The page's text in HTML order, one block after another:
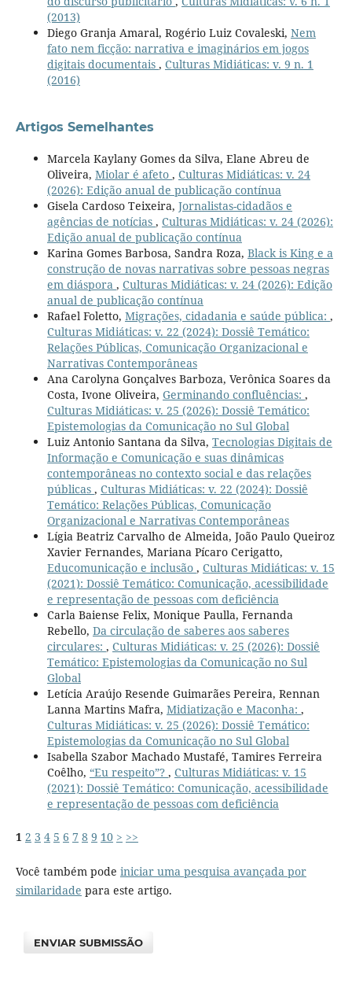
(2013)
Diego Granja Amaral, Rogério Luiz Covaleski, Nem
fato nem ficção: narrativa e imaginários em jogos
digitais documentais , Culturas Midiáticas: v. 9 n. 1
(2016)
Artigos Semelhantes
Marcela Kaylany Gomes da Silva, Elane Abreu de
Oliveira, Miolar é afeto , Culturas Midiáticas: v. 24
(2026): Edição anual de publicação contínua
Gisela Cardoso Teixeira, Jornalistas-cidadãos e
agências de notícias , Culturas Midiáticas: v. 24 (2026):
Edição anual de publicação contínua
Karina Gomes Barbosa, Sandra Roza, Black is King e a
construção de novas narrativas sobre pessoas negras
em diáspora , Culturas Midiáticas: v. 24 (2026): Edição
anual de publicação contínua
Rafael Foletto, Migrações, cidadania e saúde pública: ,
Culturas Midiáticas: v. 22 (2024): Dossiê Temático:
Relações Públicas, Comunicação Organizacional e
Narrativas Contemporâneas
Ana Carolyna Gonçalves Barboza, Verônica Soares da
Costa, Ivone Oliveira, Germinando confluências: ,
Culturas Midiáticas: v. 25 (2026): Dossiê Temático:
Epistemologias da Comunicação no Sul Global
Luiz Antonio Santana da Silva, Tecnologias Digitais de
Informação e Comunicação e suas dinâmicas
contemporâneas no contexto social e das relações
públicas , Culturas Midiáticas: v. 22 (2024): Dossiê
Temático: Relações Públicas, Comunicação
Organizacional e Narrativas Contemporâneas
Lígia Beatriz Carvalho de Almeida, João Paulo Queiroz
Xavier Fernandes, Mariana Pícaro Cerigatto,
Educomunicação e inclusão , Culturas Midiáticas: v. 15
(2021): Dossiê Temático: Comunicação, acessibilidade
e representação de pessoas com deficiência
Carla Baiense Felix, Monique Paulla, Fernanda
Rebello, Da circulação de saberes aos saberes
circulares: , Culturas Midiáticas: v. 25 (2026): Dossiê
Temático: Epistemologias da Comunicação no Sul
Global
Letícia Araújo Resende Guimarães Pereira, Rennan
Lanna Martins Mafra, Midiatização e Maconha: ,
Culturas Midiáticas: v. 25 (2026): Dossiê Temático:
Epistemologias da Comunicação no Sul Global
Isabella Szabor Machado Mustafé, Tamires Ferreira
Coêlho, “Eu respeito”? , Culturas Midiáticas: v. 15
(2021): Dossiê Temático: Comunicação, acessibilidade
e representação de pessoas com deficiência
1 2 3 4 5 6 7 8 9 10 > >>
Você também pode iniciar uma pesquisa avançada por
similaridade para este artigo.
ENVIAR SUBMISSÃO